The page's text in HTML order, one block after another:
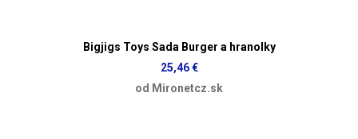
Bigjigs Toys Sada Burger a hranolky
25,46 €
od Mironetcz.sk